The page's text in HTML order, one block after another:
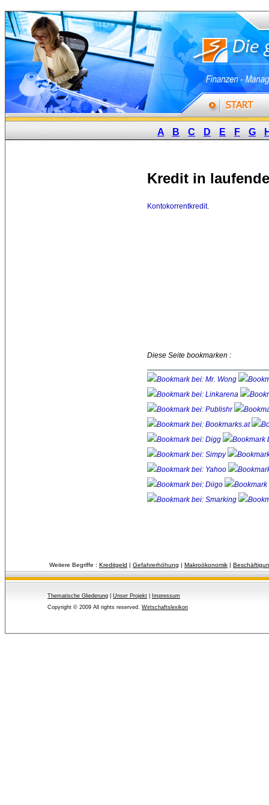
A B C D E F G
Kredit in
Kontokorrentkredit.
Diese Seite bookmarken :
Weitere Begriffe : Kreditgeld | Gefahrerhöhung | Makroökonomik |
Thematische Gliederung Unser Projekt
Impressum
Copyright © 2009 All rights reserved. Wirtschaftslexikon